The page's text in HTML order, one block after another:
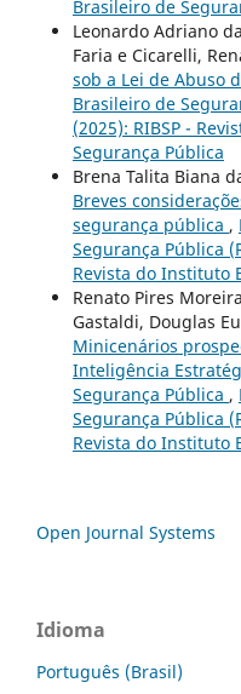
Brasileiro de
Leonardo Adriano
Faria e Cicarelli,
sob a Lei de Abuso
Brasileiro de
(2025): RIBSP -
Segurança Pública
Brena Talita Biana
Breves
segurança pública ,
Segurança Pública
Revista do Instituto
Renato Pires
Gastaldi, Douglas
Minicenários
Inteligência
Segurança Pública ,
Segurança Pública
Revista do Instituto
Open Journal Systems
Idioma
Português (Brasil)